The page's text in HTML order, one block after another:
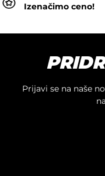
Izenačimo ceno!
Prijavi se na naše